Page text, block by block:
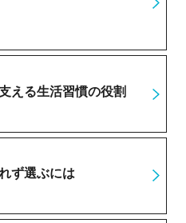
える生活習慣の役割
ず選ぶには